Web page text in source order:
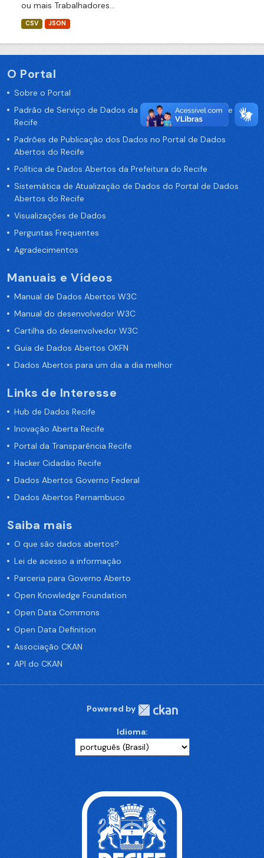
ou mais Trabalhadores...
CSV JSON
O Portal
Sobre o Portal
Padrão de Serviço de Dados da Prefeitura da Cidade de
Recife
Padrões de Publicação dos Dados no Portal de Dados
Abertos do Recife
Política de Dados Abertos da Prefeitura do Recife
Sistemática de Atualização de Dados do Portal de Dados
Abertos do Recife
Visualizações de Dados
Perguntas Frequentes
Agradecimentos
Manuais e Vídeos
Manual de Dados Abertos W3C
Manual do desenvolvedor W3C
Cartilha do desenvolvedor W3C
Guia de Dados Abertos OKFN
Dados Abertos para um dia a dia melhor
Links de Interesse
Hub de Dados Recife
Inovação Aberta Recife
Portal da Transparência Recife
Hacker Cidadão Recife
Dados Abertos Governo Federal
Dados Abertos Pernambuco
Saiba mais
O que são dados abertos?
Lei de acesso a informação
Parceria para Governo Aberto
Open Knowledge Foundation
Open Data Commons
Open Data Definition
Associação CKAN
API do CKAN
Powered by
Idioma